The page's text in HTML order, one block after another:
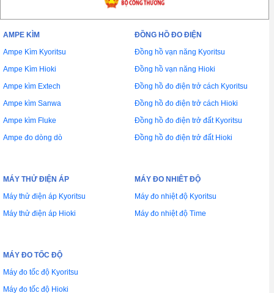
AMPE KÌM
Ampe Kìm Kyoritsu
Ampe Kìm Hioki
Ampe kìm Extech
Ampe kìm Sanwa
Ampe kìm Fluke
Ampe đo dòng dò
ĐỒNG HỒ ĐO ĐIỆN
Đồng hồ vạn năng Kyoritsu
Đồng hồ vạn năng Hioki
Đồng hồ đo điện trở cách Kyoritsu
Đồng hồ đo điện trở cách Hioki
Đồng hồ đo điện trở đất Kyoritsu
Đồng hồ đo điện trở đất Hioki
MÁY THỬ ĐIỆN ÁP
Máy thử điện áp Kyoritsu
Máy thử điện áp Hioki
MÁY ĐO NHIÊT ĐỘ
Máy đo nhiệt độ Kyoritsu
Máy đo nhiệt độ Time
MÁY ĐO TỐC ĐỘ
Máy đo tốc độ Kyoritsu
Máy đo tốc độ Hioki